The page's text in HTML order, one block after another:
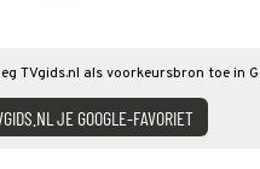
TVgids.nl als voorkeursbron toe in
JE GOOGLE-FAVORIET